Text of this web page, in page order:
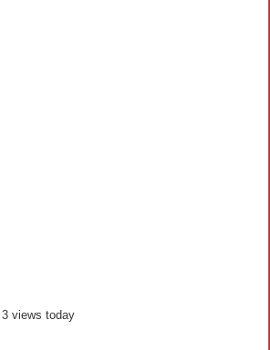
, 3 views today